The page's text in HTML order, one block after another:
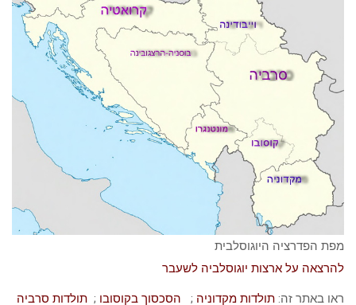
מפת הפדרציה היוגוסלבית
להרצאה על ארצות יוגוסלביה לשעבר
ראו באתר זה: תולדות מקדוניה ; הסכסוך בקוסובו ; תולדות סרביה